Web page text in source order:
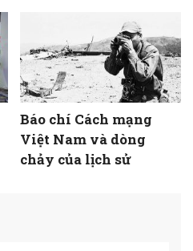
Báo chí Cách mạng
Việt Nam và dòng
chảy của lịch sử